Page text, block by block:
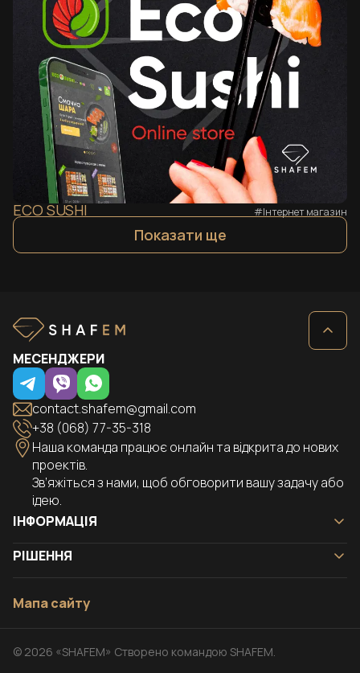
ECO SUSHI #Інтернет магазин
Показати ще
МЕСЕНДЖЕРИ
contact.shafem@gmail.com
+38 (068) 77-35-318
Наша команда працює онлайн та відкрита до нових
проектів.
Зв’яжіться з нами, щоб обговорити вашу задачу або
ідею.
ІНФОРМАЦІЯ
Головна
Про нас
Політика конфіденційності
РІШЕННЯ
Сайт-візитка
Інтернет магазин
Мапа сайту
© 2026 «SHAFEM» Створено командою SHAFEM.